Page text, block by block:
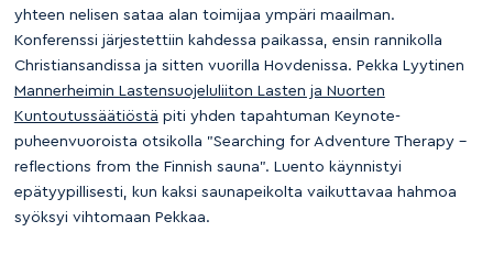
yhteen nelisen sataa alan toimijaa ympäri maailman.
Konferenssi järjestettiin kahdessa paikassa, ensin rannikolla
Christiansandissa ja sitten vuorilla Hovdenissa. Pekka Lyytinen
Mannerheimin Lastensuojeluliiton Lasten ja Nuorten
Kuntoutussäätiöstä piti yhden tapahtuman Keynote-
puheenvuoroista otsikolla ”Searching for Adventure Therapy –
reflections from the Finnish sauna”. Luento käynnistyi
epätyypillisesti, kun kaksi saunapeikolta vaikuttavaa hahmoa
syöksyi vihtomaan Pekkaa.